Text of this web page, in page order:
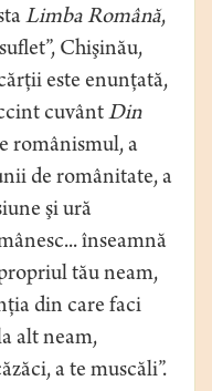
Limba Română,
Chişinău,
este enunţată,
cuvântDin
românismul, a
de românitate, a
şi ură
înseamnă
tău neam,
din care faci
alt neam,
a te muscăli”.